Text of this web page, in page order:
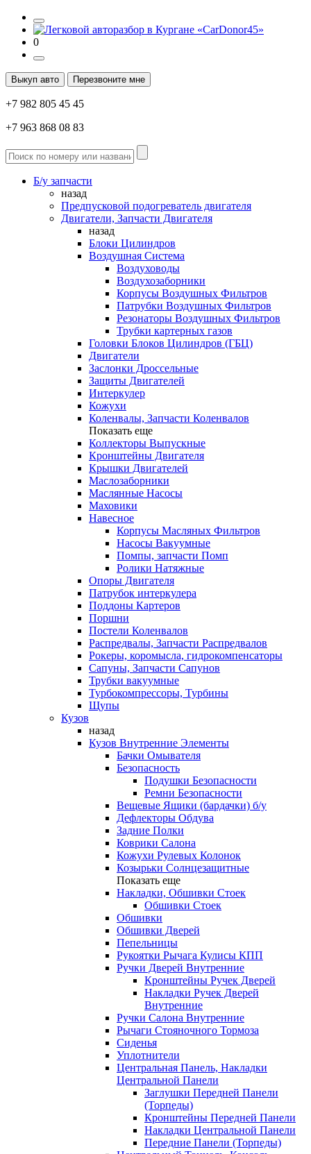
0
Выкуп авто Перезвоните мне
+7 982 805 45 45
+7 963 868 08 83
Б/у запчасти
назад
Предпусковой подогреватель двигателя
Двигатели, Запчасти Двигателя
назад
Блоки Цилиндров
Воздушная Система
Воздуховоды
Воздухозаборники
Корпусы Воздушных Фильтров
Патрубки Воздушных Фильтров
Резонаторы Воздушных Фильтров
Трубки картерных газов
Головки Блоков Цилиндров (ГБЦ)
Двигатели
Заслонки Дроссельные
Защиты Двигателей
Интеркулер
Кожухи
Коленвалы, Запчасти Коленвалов
Показать еще
Коллекторы Выпускные
Кронштейны Двигателя
Крышки Двигателей
Маслозаборники
Маслянные Насосы
Маховики
Навесное
Корпусы Масляных Фильтров
Насосы Вакуумные
Помпы, запчасти Помп
Ролики Натяжные
Опоры Двигателя
Патрубок интеркулера
Поддоны Картеров
Поршни
Постели Коленвалов
Распредвалы, Запчасти Распредвалов
Рокеры, коромысла, гидрокомпенсаторы
Сапуны, Запчасти Сапунов
Трубки вакуумные
Турбокомпрессоры, Турбины
Щупы
Кузов
назад
Кузов Внутренние Элементы
Бачки Омывателя
Безопасность
Подушки Безопасности
Ремни Безопасности
Вещевые Ящики (бардачки) б/у
Дефлекторы Обдува
Задние Полки
Коврики Салона
Кожухи Рулевых Колонок
Козырьки Солнцезащитные
Показать еще
Накладки, Обшивки Стоек
Обшивки Стоек
Обшивки
Обшивки Дверей
Пепельницы
Рукоятки Рычага Кулисы КПП
Ручки Дверей Внутренние
Кронштейны Ручек Дверей
Накладки Ручек Дверей
Внутренние
Ручки Салона Внутренние
Рычаги Стояночного Тормоза
Сиденья
Уплотнители
Центральная Панель, Накладки
Центральной Панели
Заглушки Передней Панели
(Торпеды)
Кронштейны Передней Панели
Накладки Центральной Панели
Передние Панели (Торпеды)